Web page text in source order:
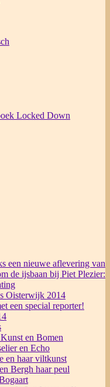
Locked Down
een nieuwe aflevering van
de ijsbaan bij Piet Plezier:
Oisterwijk 2014
een special reporter!
en Bomen
en Echo
en haar viltkunst
Bergh haar peul